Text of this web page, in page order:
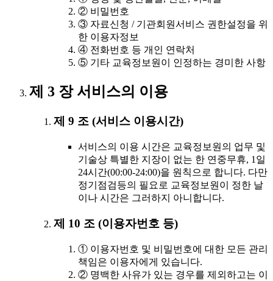
② 비밀번호
③ 자료신청 / 기관회원서비스 권한설정을 위
한 이용자정보
④ 전화번호 등 개인 연락처
⑤ 기타 교육정보원이 인정하는 경미한 사항
제 3 장 서비스의 이용
제 9 조 (서비스 이용시간)
서비스의 이용 시간은 교육정보원의 업무 및
기술상 특별한 지장이 없는 한 연중무휴, 1일
24시간(00:00-24:00)을 원칙으로 합니다. 다만
정기점검등의 필요로 교육정보원이 정한 날
이나 시간은 그러하지 아니합니다.
제 10 조 (이용자번호 등)
① 이용자번호 및 비밀번호에 대한 모든 관리
책임은 이용자에게 있습니다.
② 명백한 사유가 있는 경우를 제외하고는 이